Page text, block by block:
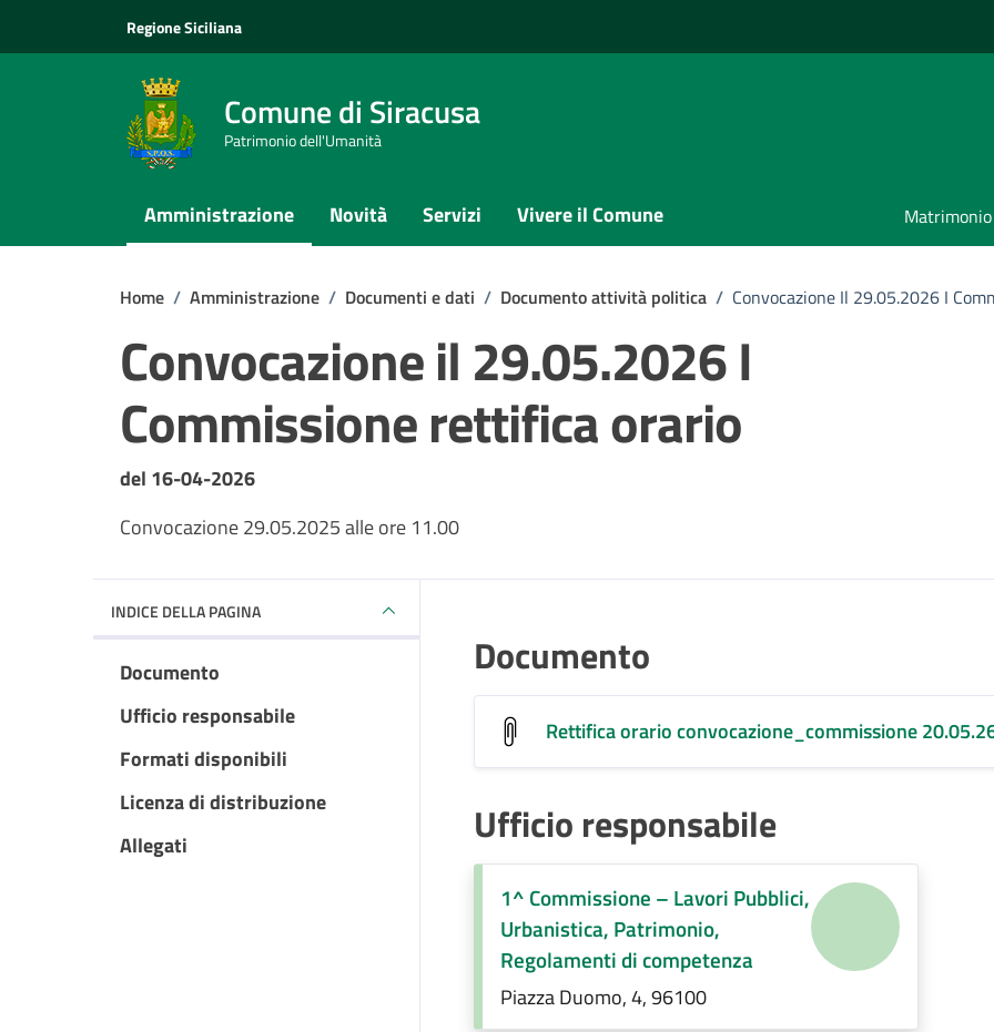
Regione Siciliana
Comune di Siracusa
Patrimonio dell'Umanità
Amministrazione Novità Servizi Vivere il Comune Matrimonio
Home / Amministrazione / Documenti e dati / Documento attività politica / Convocazione Il 29.05.2026 I
Convocazione il 29.05.2026 I
Commissione rettifica orario
Dettagli del documento
del 16-04-2026
Convocazione 29.05.2025 alle ore 11.00
INDICE DELLA PAGINA
Documento
Ufficio responsabile
Formati disponibili
Licenza di distribuzione
Allegati
Documento
Rettifica orario convocazione_commissione
Ufficio responsabile
1^ Commissione – Lavori Pubblici,
Urbanistica, Patrimonio,
Regolamenti di competenza
Piazza Duomo, 4, 96100